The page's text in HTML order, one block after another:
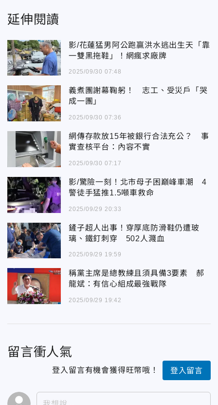
延伸閱讀
影/花蓮猛男阿公跑贏洪水逃出生天「靠
一雙黑拖鞋」！網瘋求廠牌
2025/09/30 07:48
義煮團謝幕鞠躬！ 志工、受災戶「哭
成一團」
2025/09/30 07:36
網傳存款放15年被銀行合法充公？ 事
實查核平台：內容不實
2025/09/30 07:17
影/驚險一刻！北市母子困巔峰車潮 4
警徒手猛推1.5噸車救命
2025/09/29 20:33
鏟子超人出事！穿厚底防滑鞋仍遭玻
璃、鐵釘刺穿 502人濺血
2025/09/29 19:59
稱黨主席是總教練且須具備3要素 郝
龍斌：有信心組成最強戰隊
2025/09/29 19:42
留言衝人氣
登入留言有機會獲得旺幣哦！ 登入留言